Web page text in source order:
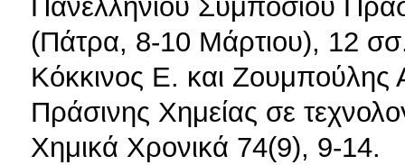
(Πάτρα, 8-10 Μάρτιου), 12
Κόκκινος E. και
Πράσινης Χημείας σε
Χημικά Χρονικά 74(9), 9-14.